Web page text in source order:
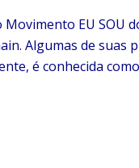
EU SOU
Algumas de suas
é conhecida